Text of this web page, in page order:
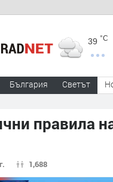
39 °C
България Светът
правила
1,688